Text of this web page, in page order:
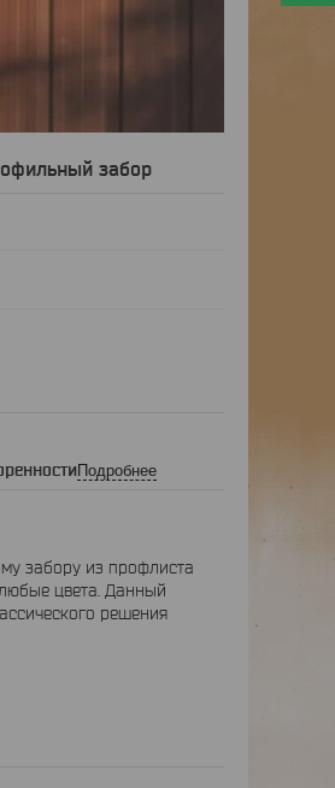
забор
Подробнее
забору из профлиста
цвета. Данный
решения